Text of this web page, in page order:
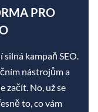
PRO
kampaň SEO.
nástrojům a
začít. No, už se
to, co vám